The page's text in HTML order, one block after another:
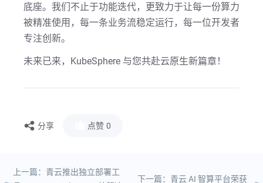
底座。我们不止于功能迭代，更致力于让每一份算力
被精准使用，每一条业务流稳定运行，每一位开发者
专注创新。
未来已来，KubeSphere 与您共赴云原生新篇章！
分享 点赞 0
上一篇：青云推出独立部署工
下一篇：青云 AI 智算平台荣获